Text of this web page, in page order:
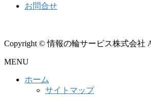
お問合せ
Copyright © 情報の輪サービス株式会社
MENU
ホーム
サイトマップ